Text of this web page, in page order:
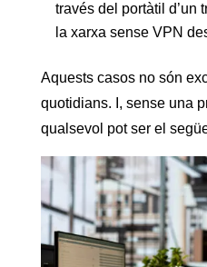
través del portàtil d’un
la xarxa sense VPN
Aquests casos no són
quotidians. I, sense una
qualsevol pot ser el